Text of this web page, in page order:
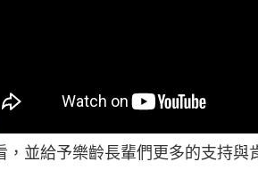
，並給予樂齡長輩們更多的支持與